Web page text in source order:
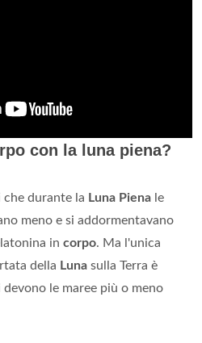
con la luna piena?
che durante la Luna Piena le
meno e si addormentavano
in corpo. Ma l'unica
della Luna sulla Terra è
le maree più o meno